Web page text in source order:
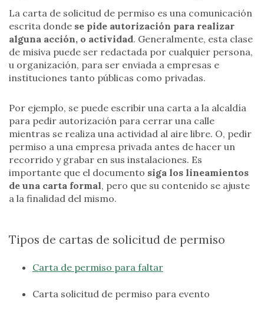
La carta de solicitud de permiso es una comunicación
escrita donde se pide autorización para realizar
alguna acción, o actividad. Generalmente, esta clase
de misiva puede ser redactada por cualquier persona,
u organización, para ser enviada a empresas e
instituciones tanto públicas como privadas.
Por ejemplo, se puede escribir una carta a la alcaldía
para pedir autorización para cerrar una calle
mientras se realiza una actividad al aire libre. O, pedir
permiso a una empresa privada antes de hacer un
recorrido y grabar en sus instalaciones. Es
importante que el documento siga los lineamientos
de una carta formal, pero que su contenido se ajuste
a la finalidad del mismo.
Tipos de cartas de solicitud de permiso
Carta de permiso para faltar
Carta solicitud de permiso para evento